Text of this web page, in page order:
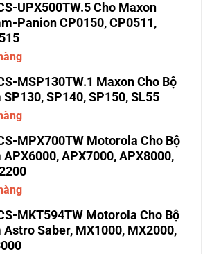
UPX500TW.5 Cho Maxon
Panion CP0150, CP0511,
MSP130TW.1 Maxon Cho Bộ
SP140, SP150, SL55
MPX700TW Motorola Cho Bộ
APX7000, APX8000,
MKT594TW Motorola Cho Bộ
Saber, MX1000, MX2000,